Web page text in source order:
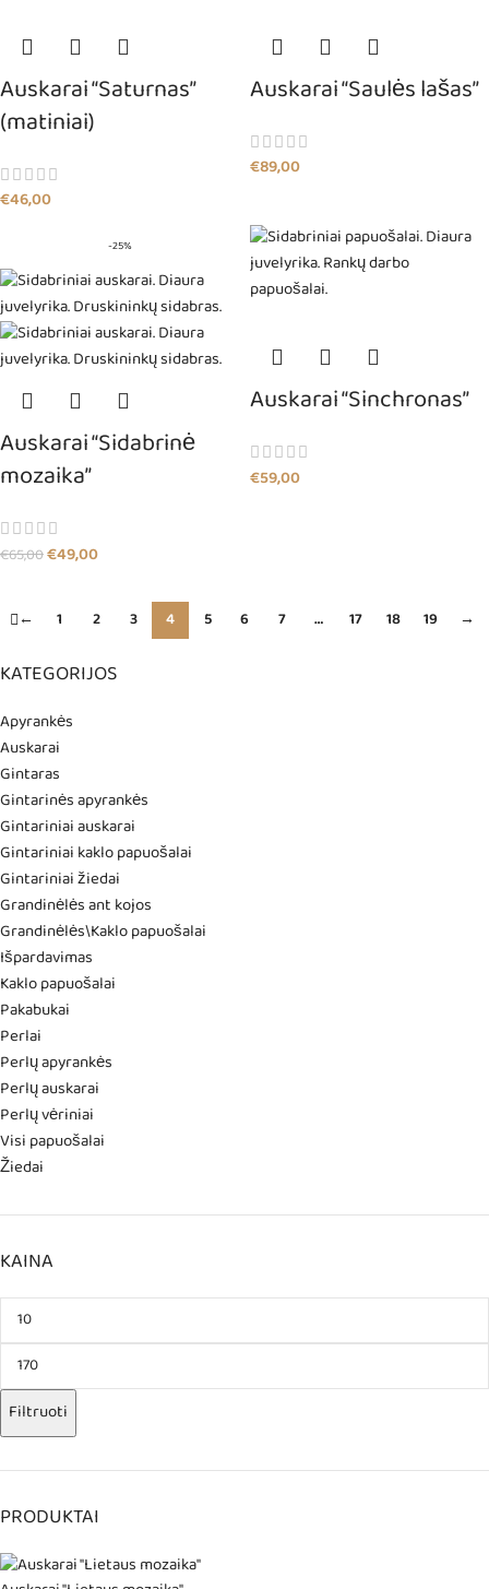
KATEGORIJOS
Apyrankės
Auskarai
Gintaras
Gintarinės apyrankės
Gintariniai auskarai
Gintariniai kaklo papuošalai
Gintariniai žiedai
Grandinėlės ant kojos
Grandinėlės\Kaklo papuošalai
Išpardavimas
Kaklo papuošalai
Pakabukai
Perlai
Perlų apyrankės
Perlų auskarai
Perlų vėriniai
Visi papuošalai
Žiedai
KAINA
Filtruoti
PRODUKTAI
Auskarai “Saturnas”
(matiniai)
€46,00
Auskarai “Saulės lašas”
€89,00
-25%
Auskarai “Sidabrinė
mozaika”
€65,00€49,00
Auskarai “Sinchronas”
€59,00
← 1 2 3 4 5 6 7 … 17 18 19 →